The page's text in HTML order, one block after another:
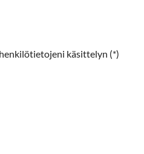
käsittelyn (*)